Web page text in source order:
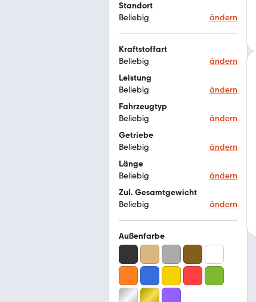
Standort
Beliebig
ändern
Kraftstoffart
Beliebig
ändern
Leistung
Beliebig
ändern
Fahrzeugtyp
Beliebig
ändern
Getriebe
Beliebig
ändern
Länge
Beliebig
ändern
Zul. Gesamtgewicht
Beliebig
ändern
Außenfarbe